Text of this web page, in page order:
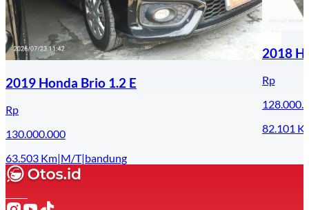
2019 Honda Brio 1.2 E
Rp
130.000.000
63.503 Km|M/T|bandung
2018
Rp
82.101